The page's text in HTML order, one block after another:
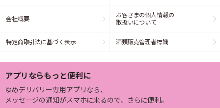
会社概要
お客さまの個人情報の
取扱いについて
特定商取引法に基づく表示 酒類販売管理者標識
アプリならもっと便利に
ゆめデリバリー専用アプリなら、
メッセージの通知がスマホに来るので、さらに便利。